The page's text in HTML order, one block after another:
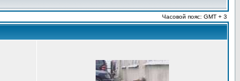
Часовой пояс: GMT + 3